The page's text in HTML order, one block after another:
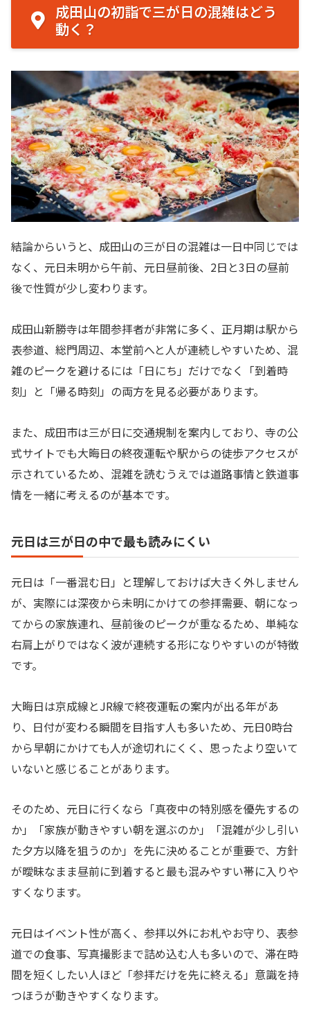
成田山の初詣で三が日の混雑はどう
動く？
結論からいうと、成田山の三が日の混雑は一日中同じでは
なく、元日未明から午前、元日昼前後、2日と3日の昼前
後で性質が少し変わります。
成田山新勝寺は年間参拝者が非常に多く、正月期は駅から
表参道、総門周辺、本堂前へと人が連続しやすいため、混
雑のピークを避けるには「日にち」だけでなく「到着時
刻」と「帰る時刻」の両方を見る必要があります。
また、成田市は三が日に交通規制を案内しており、寺の公
式サイトでも大晦日の終夜運転や駅からの徒歩アクセスが
示されているため、混雑を読むうえでは道路事情と鉄道事
情を一緒に考えるのが基本です。
元日は三が日の中で最も読みにくい
元日は「一番混む日」と理解しておけば大きく外しません
が、実際には深夜から未明にかけての参拝需要、朝になっ
てからの家族連れ、昼前後のピークが重なるため、単純な
右肩上がりではなく波が連続する形になりやすいのが特徴
です。
大晦日は京成線とJR線で終夜運転の案内が出る年があ
り、日付が変わる瞬間を目指す人も多いため、元日0時台
から早朝にかけても人が途切れにくく、思ったより空いて
いないと感じることがあります。
そのため、元日に行くなら「真夜中の特別感を優先するの
か」「家族が動きやすい朝を選ぶのか」「混雑が少し引い
た夕方以降を狙うのか」を先に決めることが重要で、方針
が曖昧なまま昼前に到着すると最も混みやすい帯に入りや
すくなります。
元日はイベント性が高く、参拝以外にお札やお守り、表参
道での食事、写真撮影まで詰め込む人も多いので、滞在時
間を短くしたい人ほど「参拝だけを先に終える」意識を持
つほうが動きやすくなります。